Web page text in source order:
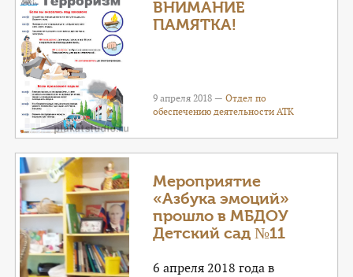
КАТАЛОГ УСЛУГ
СЛУЖБА ПО КОНТРАКТУ
ВНИМАНИЕ
ПАМЯТКА!
9 апреля 2018 —Отдел по
обеспечению деятельности АТК
Мероприятие
«Азбука эмоций»
прошло в МБДОУ
Детский сад №11
6 апреля 2018 года в